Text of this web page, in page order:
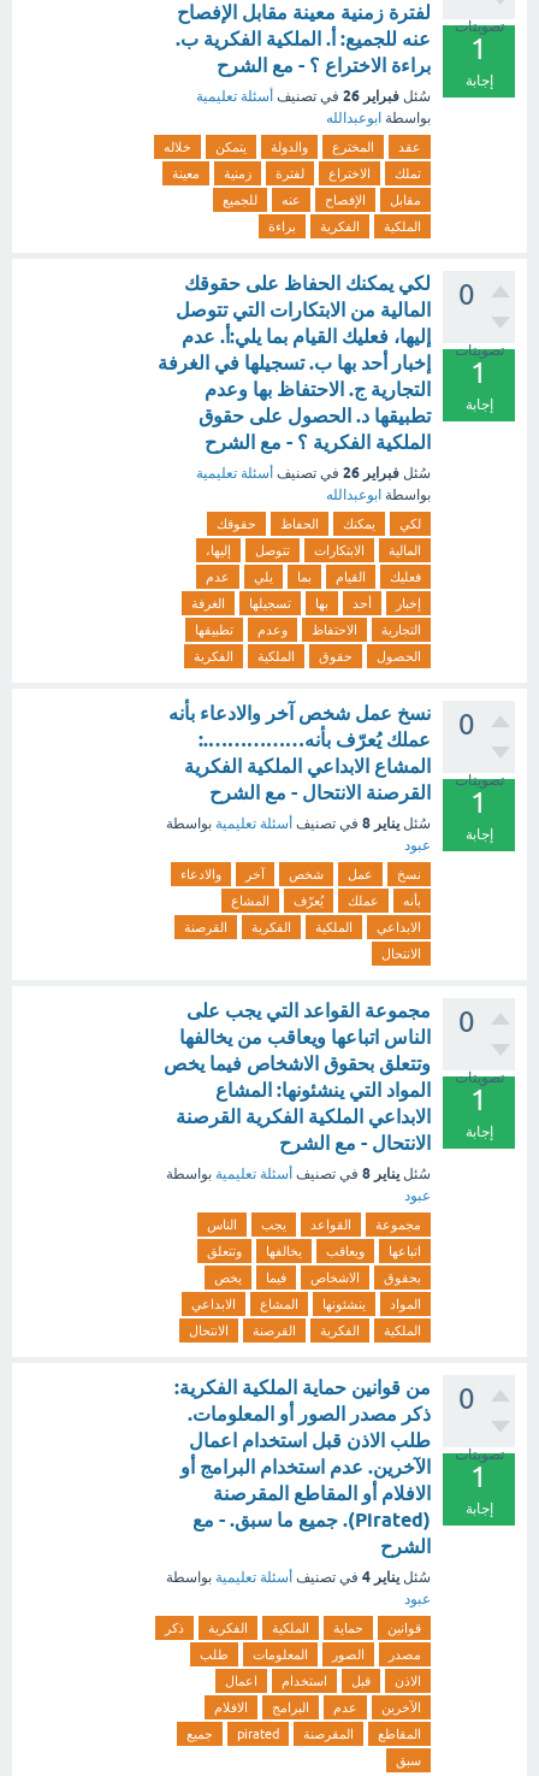
تصويتات
1
إجابة
لفترة زمنية معينة مقابل الإفصاح
عنه للجميع: أ. الملكية الفكرية ب.
براءة الاختراع ؟ - مع الشرح
سُئل فبراير 26 في تصنيف أسئلة تعليمية
بواسطة ابوعبدالله
عقد المخترع والدولة يتمكن
خلاله
تملك
الاختراع لفترة زمنية
معينة
مقابل
الإفصاح عنه
للجميع
الملكية
الفكرية براءة
0
تصويتات
1
إجابة
لكي يمكنك الحفاظ على حقوقك
المالية من الابتكارات التي تتوصل
إليها، فعليك القيام بما يلي:أ. عدم
إخبار أحد بها ب. تسجيلها في الغرفة
التجارية ج. الاحتفاظ بها وعدم
تطبيقها د. الحصول على حقوق
الملكية الفكرية ؟ - مع الشرح
سُئل فبراير 26 في تصنيف أسئلة تعليمية
بواسطة ابوعبدالله
لكي يمكنك الحفاظ
حقوقك
المالية
الابتكارات تتوصل
إليها،
فعليك
القيام بما يلي
عدم
إخبار
أحد بها تسجيلها
الغرفة
التجارية
الاحتفاظ وعدم
تطبيقها
الحصول
حقوق الملكية الفكرية
0
تصويتات
1
إجابة
نسخ عمل شخص آخر والادعاء بأنه
عملك يُعرّف بأنه…………….:
المشاع الابداعي الملكية الفكرية
القرصنة الانتحال - مع الشرح
سُئل يناير 8 في تصنيف أسئلة تعليمية بواسطة
عبود
نسخ عمل شخص آخر
والادعاء
بأنه
عملك يُعرّف
المشاع
الابداعي
الملكية الفكرية
القرصنة
الانتحال
0
تصويتات
1
إجابة
مجموعة القواعد التي يجب على
الناس اتباعها ويعاقب من يخالفها
وتتعلق بحقوق الاشخاص فيما يخص
المواد التي ينشئونها: المشاع
الابداعي الملكية الفكرية القرصنة
الانتحال - مع الشرح
سُئل يناير 8 في تصنيف أسئلة تعليمية بواسطة
عبود
مجموعة القواعد يجب
الناس
اتباعها
ويعاقب يخالفها
وتتعلق
بحقوق
الاشخاص فيما
يخص
المواد
ينشئونها المشاع
الابداعي
الملكية
الفكرية القرصنة الانتحال
0
تصويتات
1
إجابة
من قوانين حماية الملكية الفكرية:
ذكر مصدر الصور أو المعلومات.
طلب الاذن قبل استخدام اعمال
الآخرين. عدم استخدام البرامج أو
الافلام أو المقاطع المقرصنة
(Pirated). جميع ما سبق. - مع
الشرح
سُئل يناير 4 في تصنيف أسئلة تعليمية بواسطة
عبود
قوانين حماية الملكية الفكرية
ذكر
مصدر
الصور المعلومات
طلب
الاذن
قبل استخدام
اعمال
الآخرين
عدم البرامج
الافلام
المقاطع
المقرصنة pirated
جميع
سبق